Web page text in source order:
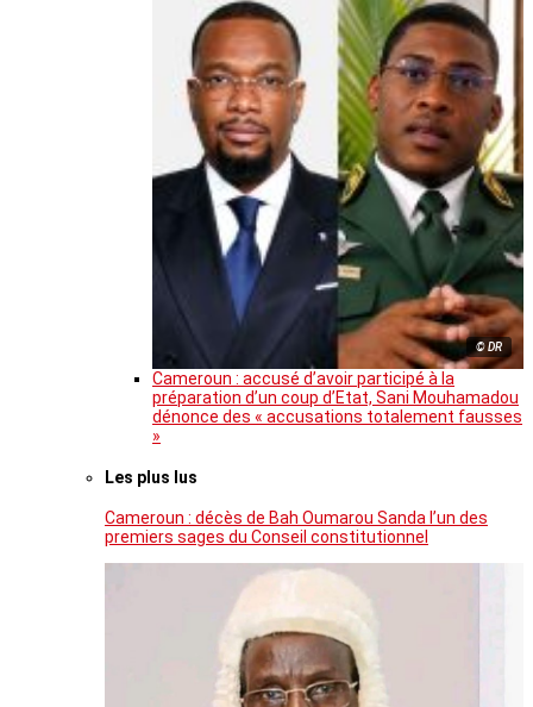
© DR
Cameroun : accusé d’avoir participé à la
préparation d’un coup d’Etat, Sani Mouhamadou
dénonce des « accusations totalement fausses
»
Les plus lus
Cameroun : décès de Bah Oumarou Sanda l’un des
premiers sages du Conseil constitutionnel